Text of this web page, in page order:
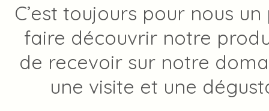
C’est toujours pour nous
faire découvrir notre
de recevoir sur notre
une visite et une